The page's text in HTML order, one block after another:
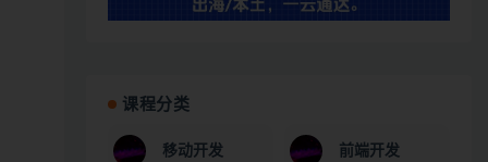
课程分类
移动开发 前端开发